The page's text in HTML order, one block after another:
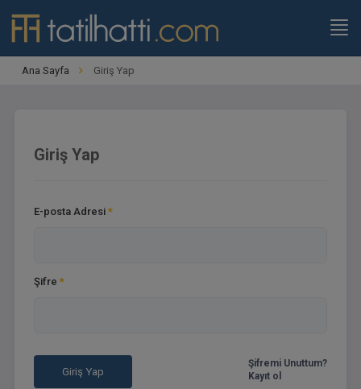
Ana Sayfa Giriş Yap
Giriş Yap
E-posta Adresi *
Şifre *
Giriş Yap
Şifremi Unuttum?
Kayıt ol